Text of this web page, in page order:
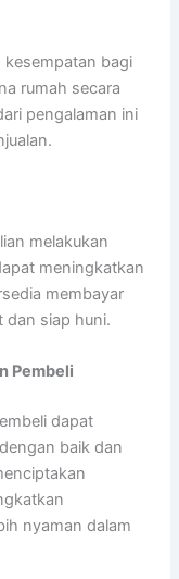
bagi
rumah secara
pengalaman ini
melakukan
meningkatkan
membayar
dan siap huni.
Pembeli
dapat
baik dan
nyaman dalam